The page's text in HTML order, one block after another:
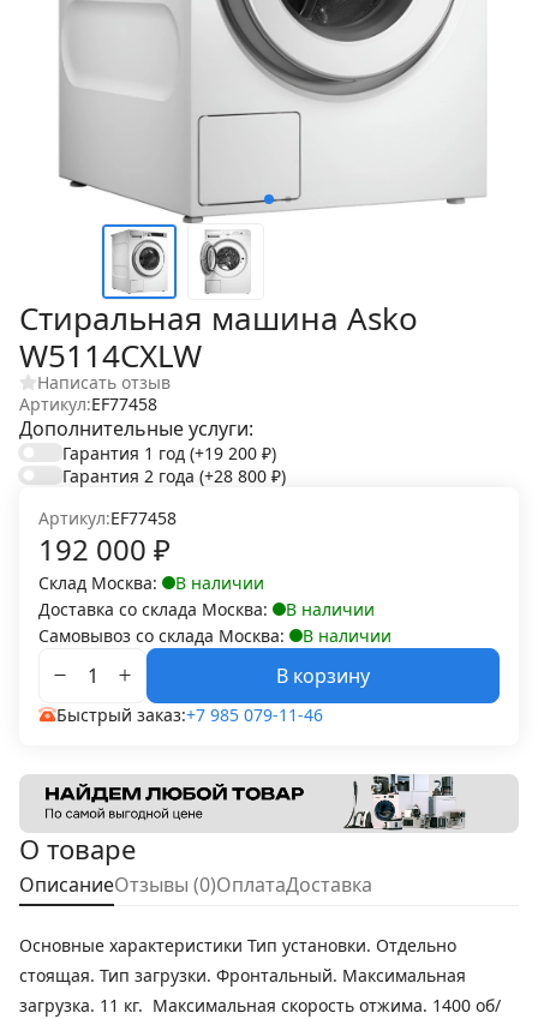
Стиральная машина Asko
W5114CXLW
Написать отзыв
Артикул:EF77458
Дополнительные услуги:
Гарантия 1 год (+19 200 ₽)
Гарантия 2 года (+28 800 ₽)
Артикул:EF77458
192 000 ₽
Cклад Москва:
В наличии
Доставка со склада Москва:
В наличии
Самовывоз со склада Москва:
В наличии
В корзину
Быстрый заказ:+7 985 079-11-46
О товаре
ОписаниеОтзывы (0)ОплатаДоставка
Основные характеристики Тип установки. Отдельно
стоящая. Тип загрузки. Фронтальный. Максимальная
загрузка. 11 кг. Максимальная скорость отжима. 1400 об/